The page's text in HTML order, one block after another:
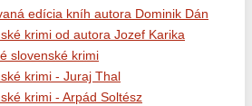
edícia kníh autora Dominik Dán
krimi od autora Jozef Karika
slovenské krimi
krimi - Juraj Thal
krimi - Arpád Soltész